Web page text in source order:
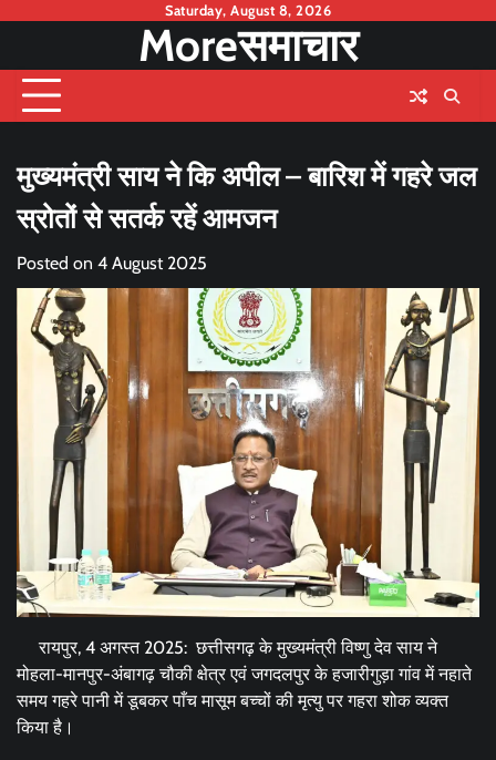
content
Saturday, August 8, 2026
Moreसमाचार
मुख्यमंत्री साय ने कि अपील – बारिश में गहरे जल
स्रोतों से सतर्क रहें आमजन
Posted on 4 August 2025
रायपुर, 4 अगस्त 2025: छत्तीसगढ़ के मुख्यमंत्री विष्णु देव साय ने
मोहला-मानपुर-अंबागढ़ चौकी क्षेत्र एवं जगदलपुर के हजारीगुड़ा गांव में नहाते
समय गहरे पानी में डूबकर पाँच मासूम बच्चों की मृत्यु पर गहरा शोक व्यक्त
किया है।